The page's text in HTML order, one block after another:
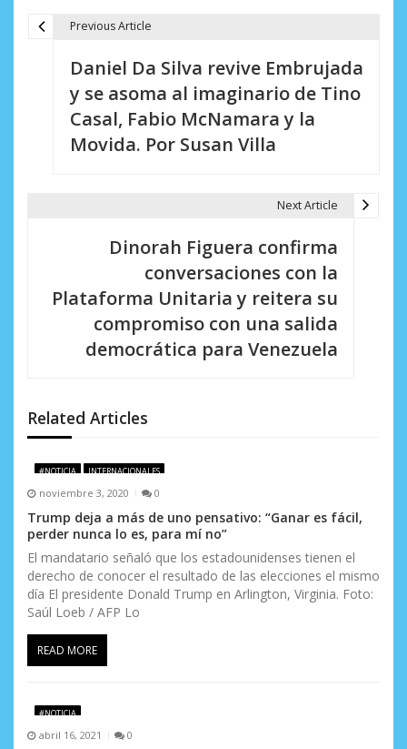
e
n
t
r
a
d
a
s
Previous Article
Daniel Da Silva revive Embrujada
y se asoma al imaginario de Tino
Casal, Fabio McNamara y la
Movida. Por Susan Villa
Next Article
Dinorah Figuera confirma
conversaciones con la
Plataforma Unitaria y reitera su
compromiso con una salida
democrática para Venezuela
Related Articles
#NOTICIA INTERNACIONALES
noviembre 3, 2020 0
Trump deja a más de uno pensativo: “Ganar es fácil,
perder nunca lo es, para mí no”
El mandatario señaló que los estadounidenses tienen el
derecho de conocer el resultado de las elecciones el mismo
día El presidente Donald Trump en Arlington, Virginia. Foto:
Saúl Loeb / AFP Lo
READ MORE
#NOTICIA
abril 16, 2021 0